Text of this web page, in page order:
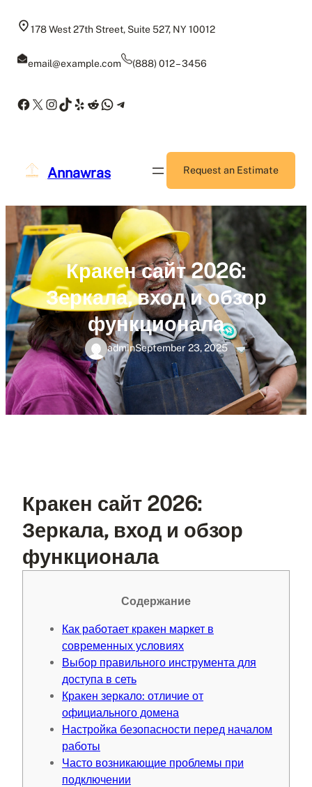
178 West 27th Street, Suite 527, NY 10012
email@example.com (888) 012 – 3456
Facebook
X Instagram
TikTok
Yelp
Reddit
WhatsApp
Telegram
Annawras Request an Estimate
Кракен сайт 2026:
Зеркала, вход и обзор
функционала
adminSeptember 23, 2025
Кракен сайт 2026:
Зеркала, вход и обзор
функционала
Содержание
Как работает кракен маркет в
современных условиях
Выбор правильного инструмента для
доступа в сеть
Кракен зеркало: отличие от
официального домена
Настройка безопасности перед началом
работы
Часто возникающие проблемы при
подключении